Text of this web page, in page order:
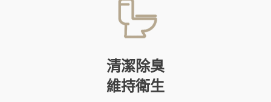
清潔除臭
維持衛生